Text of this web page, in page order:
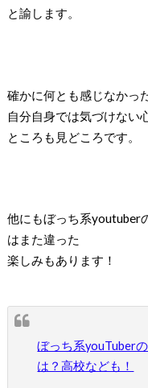
と諭します。
確かに何とも感じなかっ
自分自身では気づけない
ところも見どころです。
他にもぼっち系youtuber
はまた違った
楽しみもあります！
ぼっち系youTuber
は？高校なども！